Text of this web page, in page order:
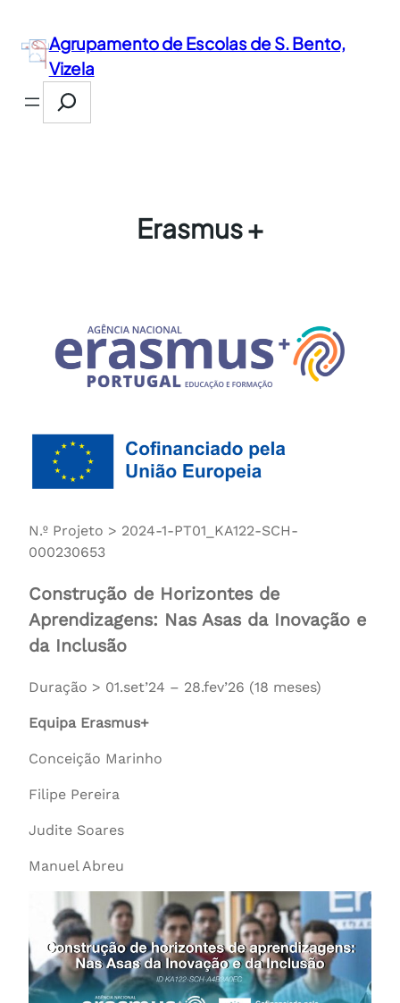
para
conteúdo
Agrupamento de Escolas de S. Bento,
Vizela
Search
Erasmus +
N.º Projeto > 2024-1-PT01_KA122-SCH-
000230653
Construção de Horizontes de
Aprendizagens: Nas Asas da Inovação e
da Inclusão
Duração > 01.set’24 – 28.fev’26 (18 meses)
Equipa Erasmus+
Conceição Marinho
Filipe Pereira
Judite Soares
Manuel Abreu